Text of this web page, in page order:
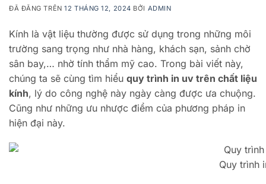
ĐÃ ĐĂNG TRÊN12 THÁNG 12, 2024 BỞI ADMIN
Kính là vật liệu thường được sử dụng trong những môi
trường sang trọng như nhà hàng, khách sạn, sảnh chờ
sân bay,… nhờ tính thẩm mỹ cao. Trong bài viết này,
chúng ta sẽ cùng tìm hiểu quy trình in uv trên chất liệu
kính, lý do công nghệ này ngày càng được ưa chuộng.
Cũng như những ưu nhược điểm của phương pháp in
hiện đại này.
Quy trình